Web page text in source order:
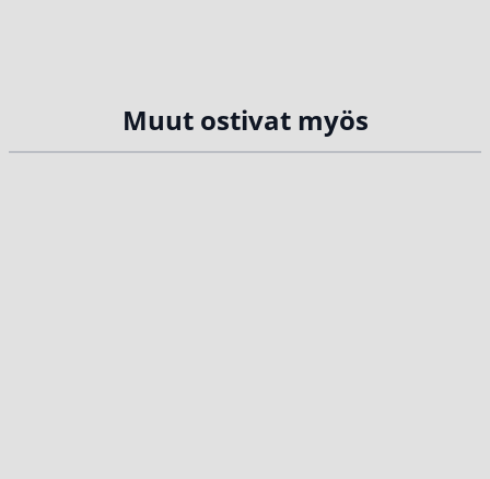
Muut ostivat myös